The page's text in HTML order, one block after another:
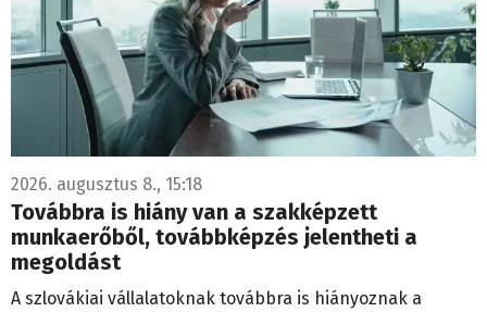
2026. augusztus 8., 15:18
Továbbra is hiány van a szakképzett
munkaerőből, továbbképzés jelentheti a
megoldást
A szlovákiai vállalatoknak továbbra is hiányoznak a